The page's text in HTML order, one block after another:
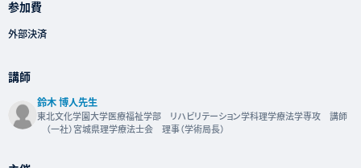
参加費
外部決済
講師
鈴木 博人先生
東北文化学園大学医療福祉学部 リハビリテーション学科理学療法学専攻 講師
（一社）宮城県理学療法士会 理事（学術局長）